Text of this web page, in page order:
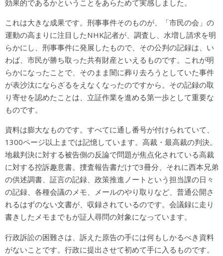
効果的であるかということをあらためて実感しました。
これは大きな成果です。刑事事件そのものが、「市民の会」の
運動の高まりに注目したNHK記者が、調査し、水増し請求を明
らかにし、刑事事件に発展したもので、その公判の記録は、い
わば、市民が勝ち取った共有財産といえるものです。これが明
らかになったことで、そのまま闇に葬り去ろうとしていた事件
が表沙汰にならざるをえなくなったのですから。その記録の取
り寄せを認めたことは、立証作業を進める第一歩として重要な
ものです。
資料は膨大なものです。すべてに通し番号が付けられていて、
1300ページ以上までは記憶しています。高裁・最高裁の判決。
地裁判決に対する被告側の反論で問題が焦点化されている高裁
に対する控訴趣意書。捜査報告書だけで3冊分、それに西本兄弟
の供述調書、証言の記録、政策推進ノートという担当課の日々
の記録、各種会議のメモ、メールのやり取りなど、普通公開さ
れるはずのない文書が、収録されているのです。会議録に走り
書きしたメモまでもが証人尋問の対象になっています。
行政訴訟の困難さは、訴えた原告の手には何もしかるべき資料
がないことです。行政に提出させて初めて手に入るものです。